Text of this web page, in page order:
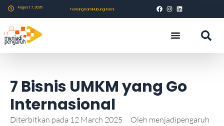
August 7, 2026 Tentang KamiHubungi Kami
7 Bisnis UMKM yang Go
Internasional
Diterbitkan pada 12 March 2025 Oleh menjadipengaruh